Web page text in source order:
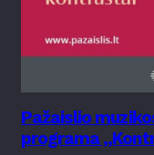
Pažaislio
programa